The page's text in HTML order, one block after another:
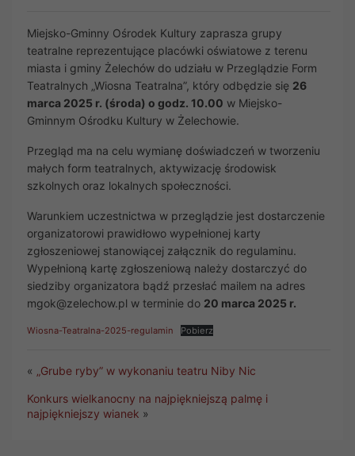
Miejsko-Gminny Ośrodek Kultury zaprasza grupy
teatralne reprezentujące placówki oświatowe z terenu
miasta i gminy Żelechów do udziału w Przeglądzie Form
Teatralnych „Wiosna Teatralna”, który odbędzie się 26
marca 2025 r. (środa) o godz. 10.00 w Miejsko-
Gminnym Ośrodku Kultury w Żelechowie.
Przegląd ma na celu wymianę doświadczeń w tworzeniu
małych form teatralnych, aktywizację środowisk
szkolnych oraz lokalnych społeczności.
Warunkiem uczestnictwa w przeglądzie jest dostarczenie
organizatorowi prawidłowo wypełnionej karty
zgłoszeniowej stanowiącej załącznik do regulaminu.
Wypełnioną kartę zgłoszeniową należy dostarczyć do
siedziby organizatora bądź przesłać mailem na adres
mgok@zelechow.pl w terminie do 20 marca 2025 r.
Wiosna-Teatralna-2025-regulamin Pobierz
« „Grube ryby” w wykonaniu teatru Niby Nic
Konkurs wielkanocny na najpiękniejszą palmę i
najpiękniejszy wianek »